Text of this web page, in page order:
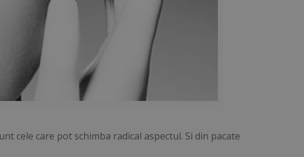
cele care pot schimba radical aspectul. Si din pacate